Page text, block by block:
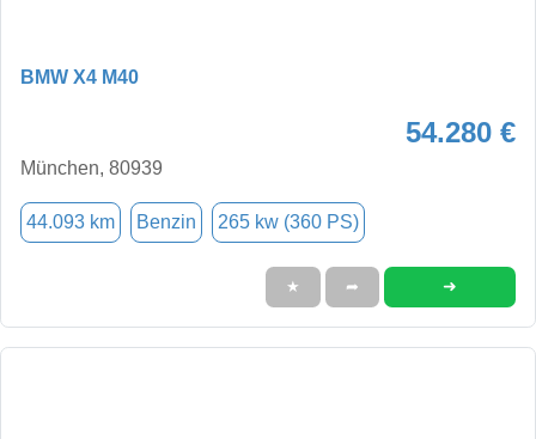
BMW X4 M40
54.280 €
München, 80939
44.093 km Benzin 265 kw (360 PS)
★ ➦ ➜